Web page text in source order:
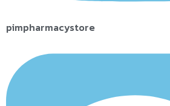
pimpharmacystore